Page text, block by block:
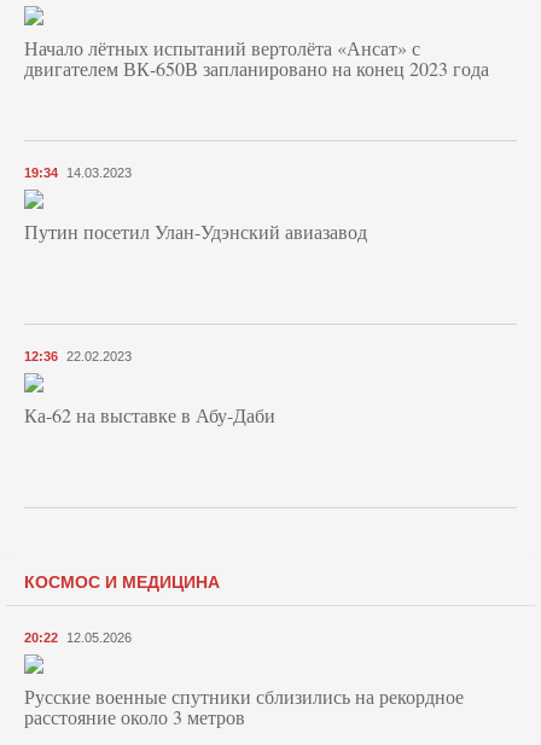
Начало лётных испытаний вертолёта «Ансат» с
двигателем ВК-650В запланировано на конец 2023 года
19:34 14.03.2023
Путин посетил Улан-Удэнский авиазавод
12:36 22.02.2023
Ка-62 на выставке в Абу-Даби
КОСМОС И МЕДИЦИНА
20:22 12.05.2026
Русские военные спутники сблизились на рекордное
расстояние около 3 метров